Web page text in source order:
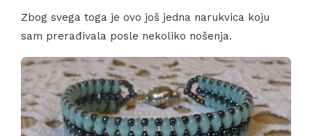
Zbog svega toga je ovo još jedna narukvica koju
sam prerađivala posle nekoliko nošenja.